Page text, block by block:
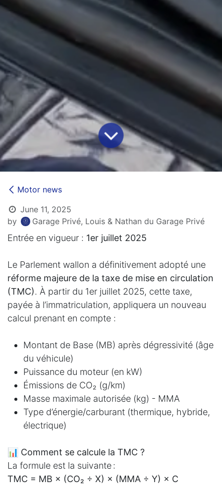
Motor news
June 11, 2025
by
Garage Privé, Louis & Nathan du Garage Privé
Entrée en vigueur : 1er juillet 2025
Le Parlement wallon a définitivement adopté une
réforme majeure de la taxe de mise en circulation
(TMC). À partir du 1er juillet 2025, cette taxe,
payée à l’immatriculation, appliquera un nouveau
calcul prenant en compte :
Montant de Base (MB) après dégressivité (âge
du véhicule)
Puissance du moteur (en kW)
Émissions de CO₂ (g/km)
Masse maximale autorisée (kg) - MMA
Type d’énergie/carburant (thermique, hybride,
électrique)
📊 Comment se calcule la TMC ?
La formule est la suivante :
TMC = MB × (CO₂ ÷ X) × (MMA ÷ Y) × C